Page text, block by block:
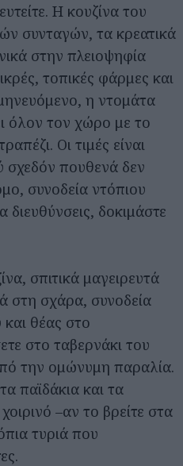
Η κουζίνα του
συνταγών, τα κρεατικά
στην πλειοψηφία
τοπικές φάρμες και
η ντομάτα
όλον τον χώρο με το
Οι τιμές είναι
σχεδόν πουθενά δεν
συνοδεία ντόπιου
διευθύνσεις, δοκιμάστε
σπιτικά μαγειρευτά
στη σχάρα, συνοδεία
θέας στο
στο ταβερνάκι του
την ομώνυμη παραλία.
παϊδάκια και τα
–αν το βρείτε στα
τυριά που